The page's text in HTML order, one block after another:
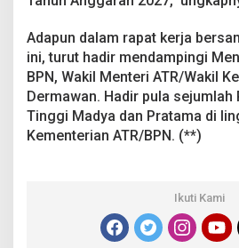
Adapun dalam rapat kerja
ini, turut hadir mendampingi
BPN, Wakil Menteri ATR/Wakil
Dermawan. Hadir pula sejumlah
Tinggi Madya dan Pratama di
Kementerian ATR/BPN. (**)
Ikuti Kami